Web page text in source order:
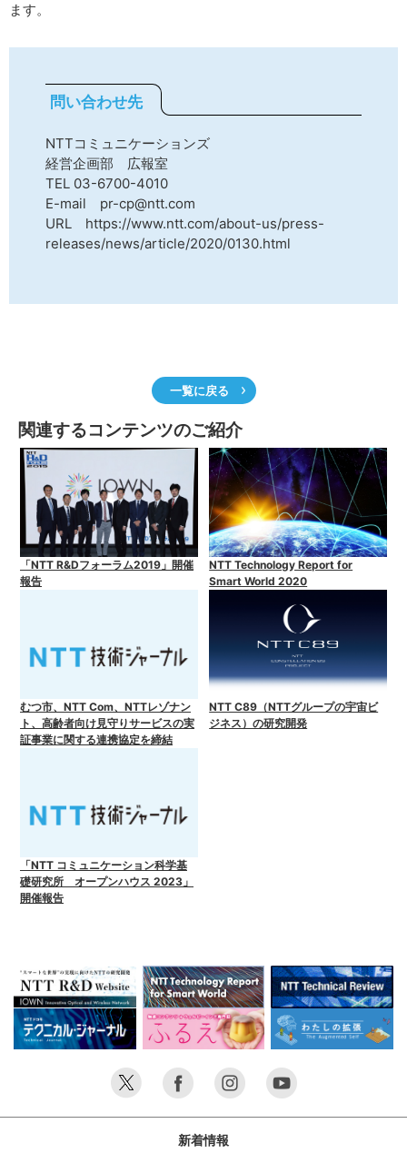
ます。
問い合わせ先
NTTコミュニケーションズ
経営企画部 広報室
TEL 03-6700-4010
E-mail pr-cp@ntt.com
URL https://www.ntt.com/about-us/press-
releases/news/article/2020/0130.html
一覧に戻る
関連するコンテンツのご紹介
「NTT R&Dフォーラム2019」開催
報告
NTT Technology Report for
Smart World 2020
むつ市、NTT Com、NTTレゾナン
ト、高齢者向け見守りサービスの実
証事業に関する連携協定を締結
NTT C89（NTTグループの宇宙ビ
ジネス）の研究開発
「NTT コミュニケーション科学基
礎研究所 オープンハウス 2023」
開催報告
新着情報